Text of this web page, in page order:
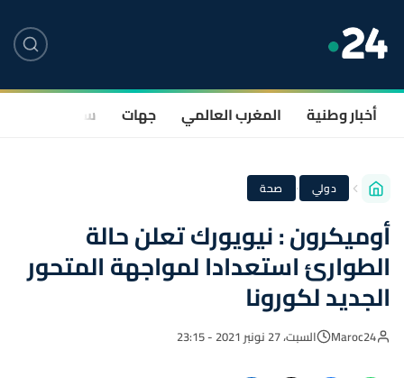
أخبار وطنية المغرب العالمي جهات سياسة
دولي · صحة
أوميكرون : نيويورك تعلن حالة
الطوارئ استعدادا لمواجهة المتحور
الجديد لكورونا
Maroc24 السبت، 27 نونبر 2021 - 23:15